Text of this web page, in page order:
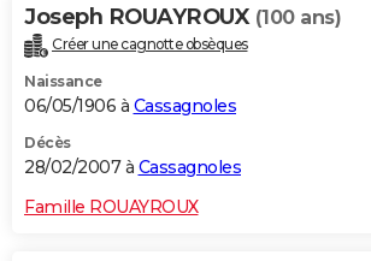
Joseph ROUAYROUX (100 ans)
Créer une cagnotte obsèques
Naissance
06/05/1906 à Cassagnoles
Décès
28/02/2007 à Cassagnoles
Famille ROUAYROUX